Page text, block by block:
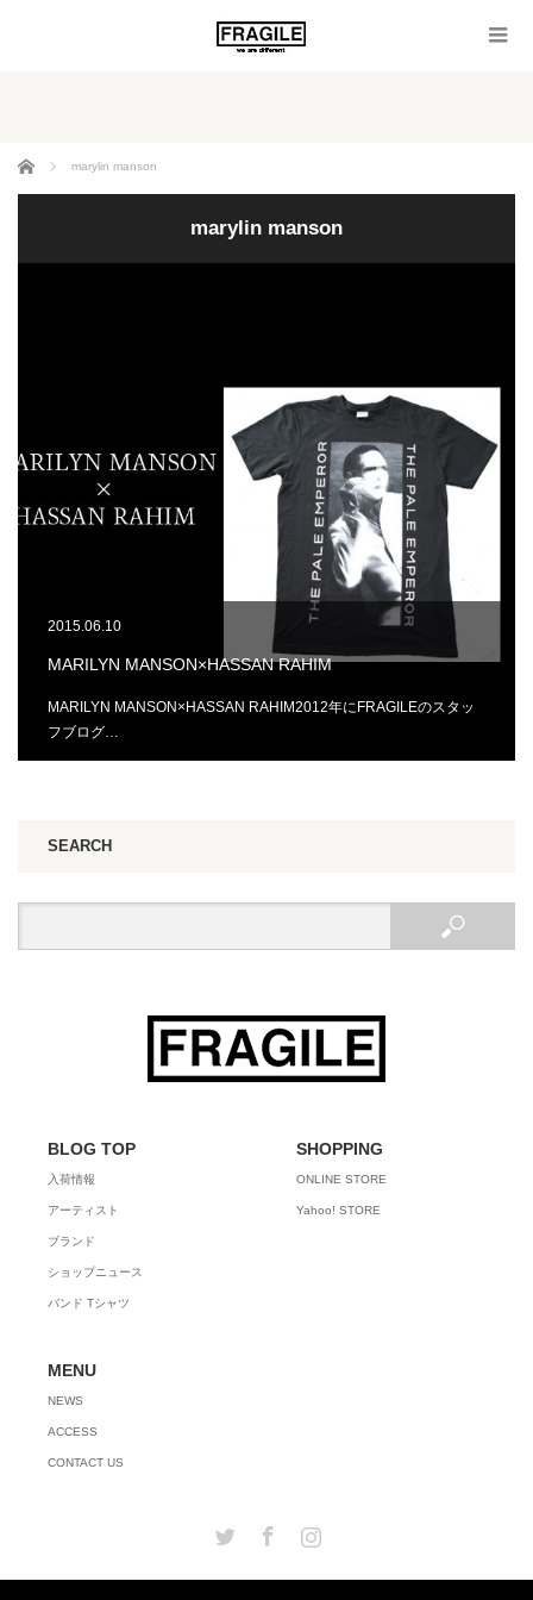
ホーム marylin manson
marylin manson
2015.06.10
MARILYN MANSON×HASSAN RAHIM
MARILYN MANSON×HASSAN RAHIM2012年にFRAGILEのスタッ
フブログ…
SEARCH
BLOG TOP
入荷情報
アーティスト
ブランド
ショップニュース
バンド Tシャツ
SHOPPING
ONLINE STORE
Yahoo! STORE
MENU
NEWS
ACCESS
CONTACT US
Twitter Facebook